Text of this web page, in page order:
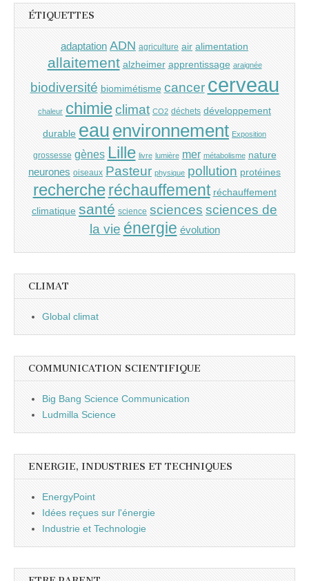
ÉTIQUETTES
adaptation ADN agriculture air alimentation
allaitement alzheimer apprentissage araignée
biodiversité biomimétisme cancer cerveau
chaleur chimieclimat CO2 déchets développement
durable eau environnement Exposition
grossesse gènes Lille livre lumière mer métabolisme nature
neurones oiseaux Pasteur physique pollution protéines
recherche réchauffement réchauffement
climatique santé science sciences sciences de
la vie énergie évolution
CLIMAT
Global climat
COMMUNICATION SCIENTIFIQUE
Big Bang Science Communication
Ludmilla Science
ENERGIE, INDUSTRIES ET TECHNIQUES
EnergyPoint
Idées reçues sur l'énergie
Industrie et Technologie